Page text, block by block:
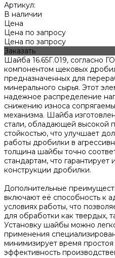
Артикул:
В наличии
Цена
Цена по запросу
Цена по запросу
Заказать
Шайба 16.65Г.019, согласно
компонентом щековых
предназначенных для
минерального сырья. Этот
надежное распределение
снижению износа
механизма. Шайба
стали, обладающей высокой
стойкостью, что улучшает
работы дробилки в
толщина шайбы точно
стандартам, что
конструкции дробилки.
Дополнительные
включают её способность к
условиях работы, что
для обработки как твердых,
Установку шайбы можно
применения
минимизирует время
эффективность